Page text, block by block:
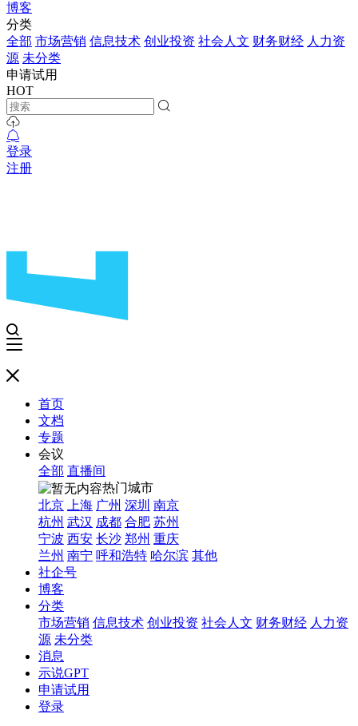
博客
分类
全部 市场营销 信息技术 创业投资 社会人文 财务财经 人力资
源 未分类
申请试用
HOT
登录
注册
首页
文档
专题
会议
全部 直播间
热门城市
北京
上海 广州 深圳 南京
杭州 武汉 成都 合肥 苏州
宁波 西安 长沙 郑州 重庆
兰州 南宁 呼和浩特 哈尔滨 其他
社企号
博客
分类
市场营销 信息技术 创业投资 社会人文 财务财经 人力资
源 未分类
消息
示说GPT
申请试用
登录